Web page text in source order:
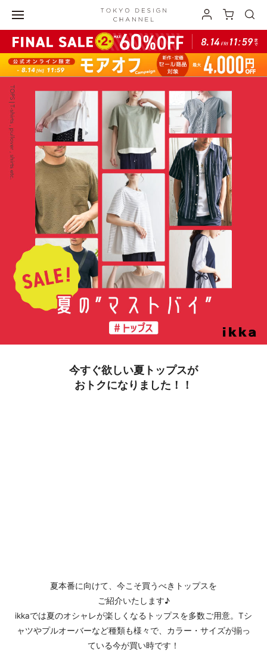
今すぐ欲しい夏トップスが
おトクになりました！！
夏本番に向けて、今こそ買うべきトップスを
ご紹介いたします♪
ikkaでは夏のオシャレが楽しくなるトップスを多数ご用意。Tシ
ャツやプルオーバーなど種類も様々で、カラー・サイズが揃っ
ている今が買い時です！